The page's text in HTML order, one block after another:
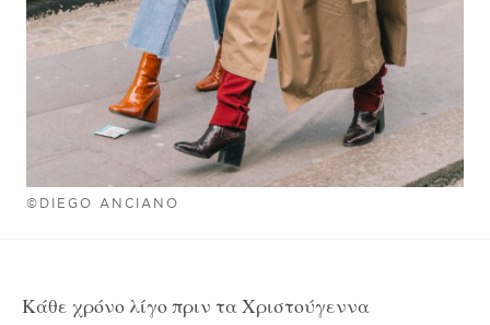
©DIEGO ANCIANO
Κάθε χρόνο λίγο πριν τα Χριστούγεννα